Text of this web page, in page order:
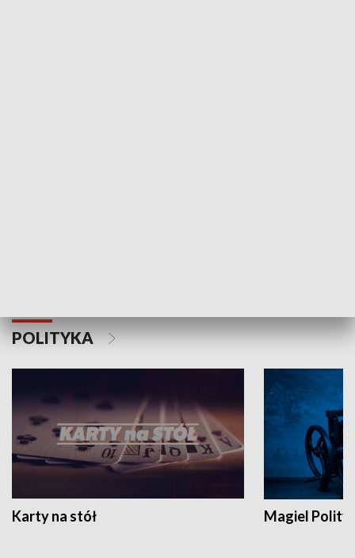
POLITYKA
Karty na stół Magiel